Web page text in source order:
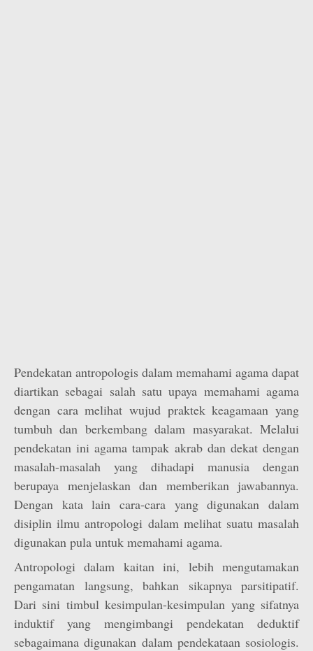
Pendekatan antropologis dalam memahami agama dapat
diartikan sebagai salah satu upaya memahami agama
dengan cara melihat wujud praktek keagamaan yang
tumbuh dan berkembang dalam masyarakat. Melalui
pendekatan ini agama tampak akrab dan dekat dengan
masalah-masalah yang dihadapi manusia dengan
berupaya menjelaskan dan memberikan jawabannya.
Dengan kata lain cara-cara yang digunakan dalam
disiplin ilmu antropologi dalam melihat suatu masalah
digunakan pula untuk memahami agama.
Antropologi dalam kaitan ini, lebih mengutamakan
pengamatan langsung, bahkan sikapnya parsitipatif.
Dari sini timbul kesimpulan-kesimpulan yang sifatnya
induktif yang mengimbangi pendekatan deduktif
sebagaimana digunakan dalam pendekataan sosiologis.